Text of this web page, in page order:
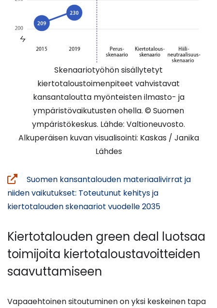
Skenaariotyöhön sisällytetyt
kiertotaloustoimenpiteet vahvistavat
kansantaloutta myönteisten ilmasto- ja
ympäristövaikutusten ohella. © Suomen
ympäristökeskus. Lähde: Valtioneuvosto.
Alkuperäisen kuvan visualisointi: Kaskas / Janika
Lähdes
Suomen kansantalouden materiaalivirrat ja
niiden vaikutukset: Toteutunut kehitys ja
kiertotalouden skenaariot vuodelle 2035(siirryt
palveluun)
Kiertotalouden green deal luotsaa
toimijoita kiertotaloustavoitteiden
saavuttamiseen
Vapaaehtoinen sitoutuminen on yksi keskeinen tapa